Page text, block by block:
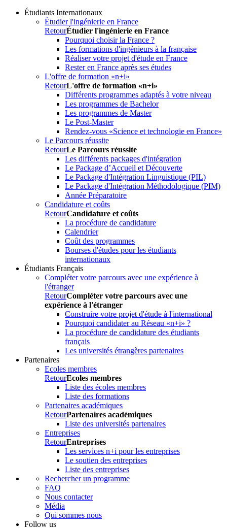
Étudiants Internationaux
Étudier l'ingénierie en France
RetourÉtudier l'ingénierie en France
Pourquoi choisir la France ?
Les formations d'ingénieurs à la française
Réaliser votre projet d'étude en France
Rester en France après ses études
L'offre de formation «n+i»
RetourL'offre de formation «n+i»
Différents programmes adaptés à votre niveau
Les programmes de Bachelor
Les programmes de Master
Le Post-Master
Rendez-vous «Science et technologie en France»
Le Parcours réussite
RetourLe Parcours réussite
Les différents packages d'intégration
Le Package d’Accueil et Découverte
Le Package d'Intégration Linguistique (PIL)
Le Package d'Intégration Méthodologique (PIM)
Année Préparatoire
Candidature et coûts
RetourCandidature et coûts
La procédure de candidature
Calendrier
Coût des programmes
Bourses d'études pour les étudiants
internationaux
Étudiants Français
Compléter votre parcours avec une expérience à
l'étranger
RetourCompléter votre parcours avec une
expérience à l'étranger
Construire votre projet d'étude à l'international
Pourquoi candidater au Réseau «n+i» ?
La procédure de candidature des étudiants
français
Les universités étrangères partenaires
Partenaires
Ecoles membres
RetourEcoles membres
Liste des écoles membres
Liste des formations
Partenaires académiques
RetourPartenaires académiques
Liste des universités partenaires
Entreprises
RetourEntreprises
Les services n+i pour les entreprises
Le soutien des entreprises
Liste des entreprises
Rechercher un programme
FAQ
Nous contacter
Média
Qui sommes nous
Follow us